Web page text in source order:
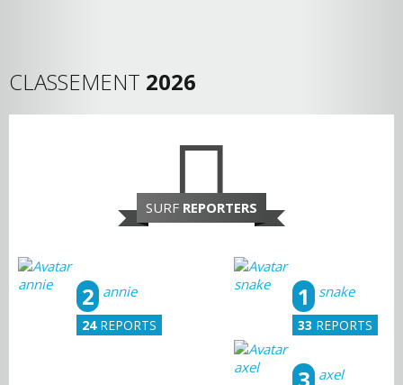
CLASSEMENT 2026
SURF REPORTERS
snake
1
33 REPORTS
annie
2
24REPORTS
axel